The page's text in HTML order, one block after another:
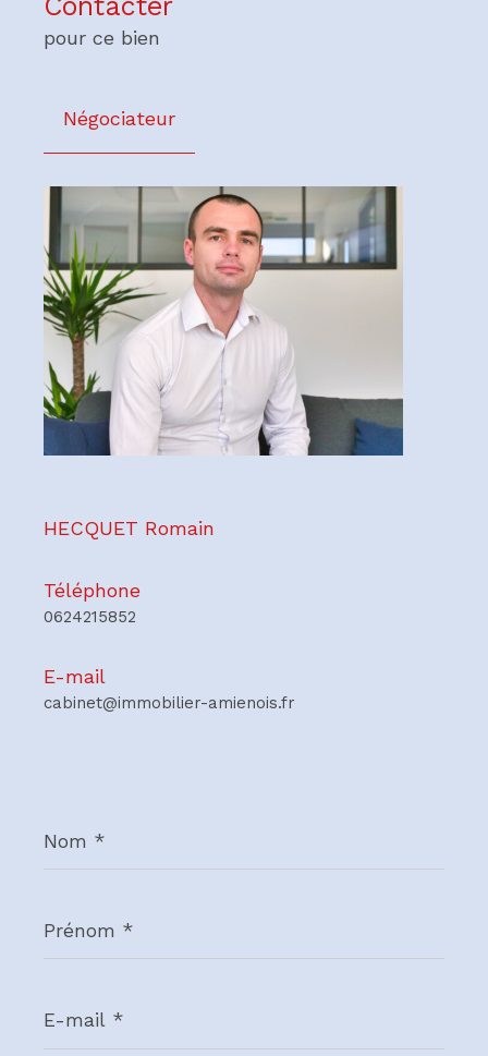
pour ce bien
Négociateur
HECQUET Romain
Téléphone
0624215852
E-mail
cabinet@immobilier-amienois.fr
*
*
mail
*